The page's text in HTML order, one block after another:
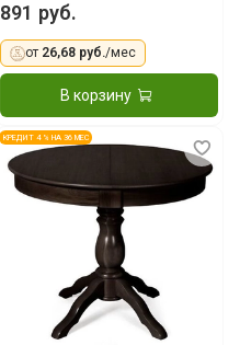
891 руб.
от 26,68 руб./мес
В корзину
КРЕДИТ 4 % НА 36 МЕС